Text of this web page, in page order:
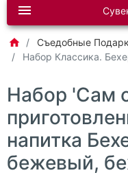
Съедобные
Набор Классика.
Набор 'Сам
напитка
бежевый,